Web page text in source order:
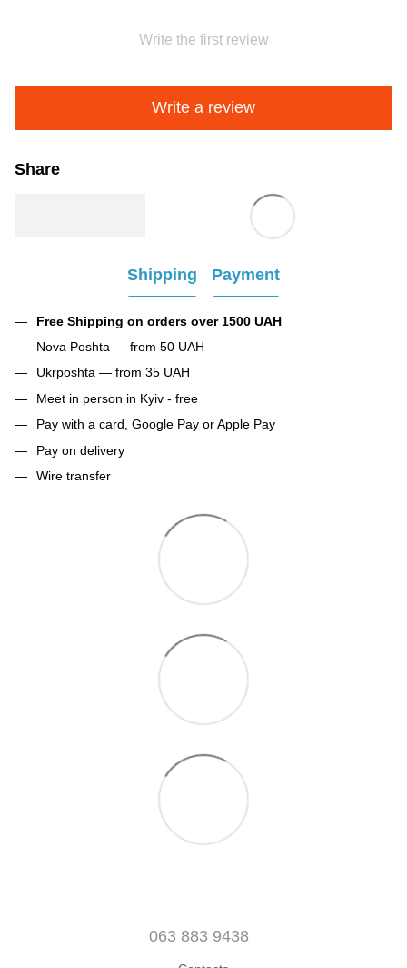
Write the first review
Write a review
Share
Shipping Payment
Free Shipping on orders over 1500 UAH
Nova Poshta — from 50 UAH
Ukrposhta — from 35 UAH
Meet in person in Kyiv - free
Pay with a card, Google Pay or Apple Pay
Pay on delivery
Wire transfer
063 883 9438